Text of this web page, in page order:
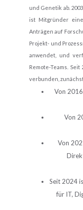
und Genetik ab.
ist Mitgründer
Anträgen auf
Projekt- und
anwendet, und
Remote-Teams.
verbunden,
Von
Von
Von
Seit 2024
für IT,